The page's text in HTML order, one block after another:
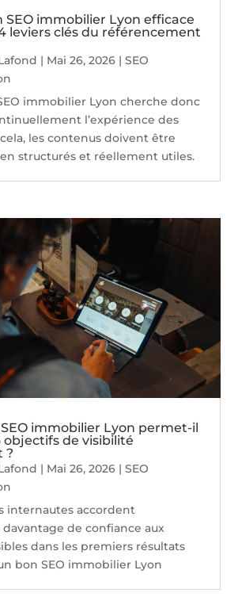
immobilier Lyon efficace
leviers clés du référencement
| Mai 26, 2026 |SEO
immobilier Lyon cherche donc
l’expérience des
les contenus doivent être
structurés et réellement utiles.
immobilier Lyon permet-il
objectifs de visibilité
?
| Mai 26, 2026 |SEO
internautes accordent
de confiance aux
dans les premiers résultats
bon SEO immobilier Lyon